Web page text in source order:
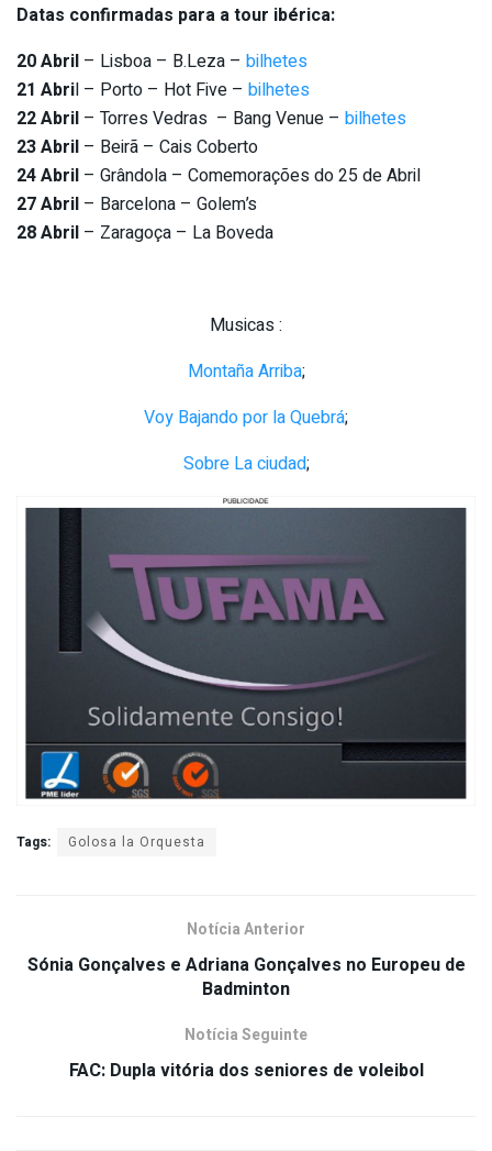
Datas confirmadas para a tour ibérica:
20 Abril – Lisboa – B.Leza – bilhetes
21 Abril – Porto – Hot Five – bilhetes
22 Abril – Torres Vedras – Bang Venue – bilhetes
23 Abril – Beirã – Cais Coberto
24 Abril – Grândola – Comemorações do 25 de Abril
27 Abril – Barcelona – Golem’s
28 Abril – Zaragoça – La Boveda
Musicas :
Montaña Arriba;
Voy Bajando por la Quebrá;
Sobre La ciudad;
Tags: Golosa la Orquesta
Notícia Anterior
Sónia Gonçalves e Adriana Gonçalves no Europeu de
Badminton
Notícia Seguinte
FAC: Dupla vitória dos seniores de voleibol